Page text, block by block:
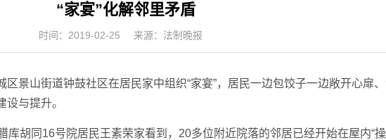
“家宴”化解邻里矛盾
时间：2019-02-25 来源：法制晚报
山街道钟鼓社区在居民家中组织“家宴”，居民一边包饺子一边敞开心扉
与提升。
胡同16号院居民王素荣家看到，20多位附近院落的邻居已经开始在屋内“操